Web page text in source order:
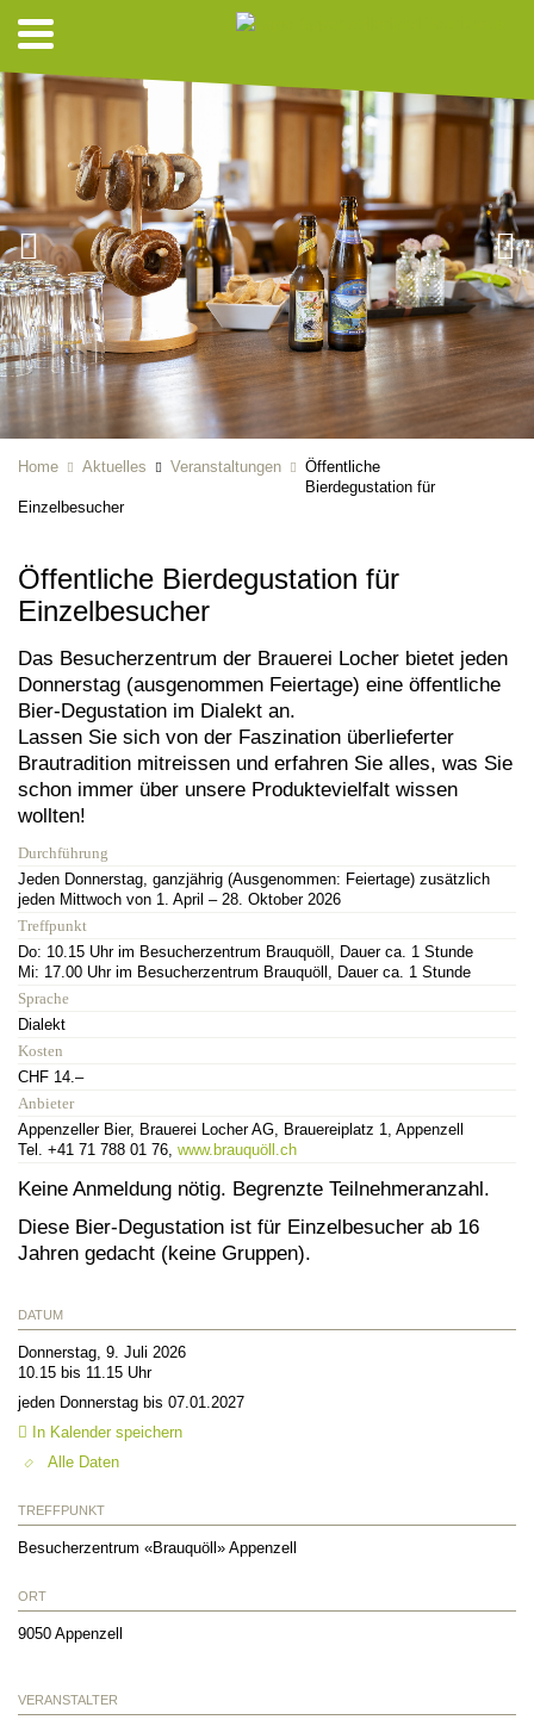
Home Aktuelles Veranstaltungen
Öffentliche
Bierdegustation für
Einzelbesucher
Öffentliche Bierdegustation für
Einzelbesucher
Das Besucherzentrum der Brauerei Locher bietet jeden
Donnerstag (ausgenommen Feiertage) eine öffentliche
Bier-Degustation im Dialekt an.
Lassen Sie sich von der Faszination überlieferter
Brautradition mitreissen und erfahren Sie alles, was Sie
schon immer über unsere Produktevielfalt wissen
wollten!
Durchführung
Jeden Donnerstag, ganzjährig (Ausgenommen: Feiertage) zusätzlich
jeden Mittwoch von 1. April – 28. Oktober 2026
Treffpunkt
Do: 10.15 Uhr im Besucherzentrum Brauquöll, Dauer ca. 1 Stunde
Mi: 17.00 Uhr im Besucherzentrum Brauquöll, Dauer ca. 1 Stunde
Sprache
Dialekt
Kosten
CHF 14.–
Anbieter
Appenzeller Bier, Brauerei Locher AG, Brauereiplatz 1, Appenzell
Tel. +41 71 788 01 76, www.brauquöll.ch
Keine Anmeldung nötig. Begrenzte Teilnehmeranzahl.
Diese Bier-Degustation ist für Einzelbesucher ab 16
Jahren gedacht (keine Gruppen).
DATUM
Donnerstag, 9. Juli 2026
10.15 bis 11.15 Uhr
jeden Donnerstag bis 07.01.2027
In Kalender speichern
Alle Daten
TREFFPUNKT
Besucherzentrum «Brauquöll» Appenzell
ORT
9050 Appenzell
VERANSTALTER